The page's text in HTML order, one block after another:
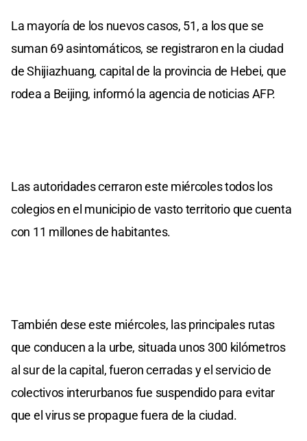
La mayoría de los nuevos casos, 51, a los que se
suman 69 asintomáticos, se registraron en la ciudad
de Shijiazhuang, capital de la provincia de Hebei, que
rodea a Beijing, informó la agencia de noticias AFP.
Las autoridades cerraron este miércoles todos los
colegios en el municipio de vasto territorio que cuenta
con 11 millones de habitantes.
También dese este miércoles, las principales rutas
que conducen a la urbe, situada unos 300 kilómetros
al sur de la capital, fueron cerradas y el servicio de
colectivos interurbanos fue suspendido para evitar
que el virus se propague fuera de la ciudad.